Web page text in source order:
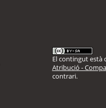
El contingut està
Atribució -
contrari.